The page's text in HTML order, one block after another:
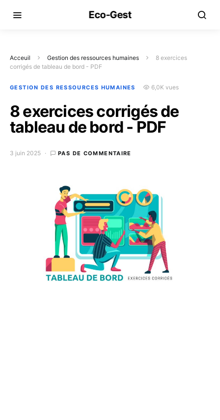
Eco-Gest
Acceuil Gestion des ressources humaines
8 exercices
corrigés de tableau de bord - PDF
GESTION DES RESSOURCES HUMAINES 6,0K vues
8 exercices corrigés de
tableau de bord - PDF
3 juin 2025 PAS DE COMMENTAIRE